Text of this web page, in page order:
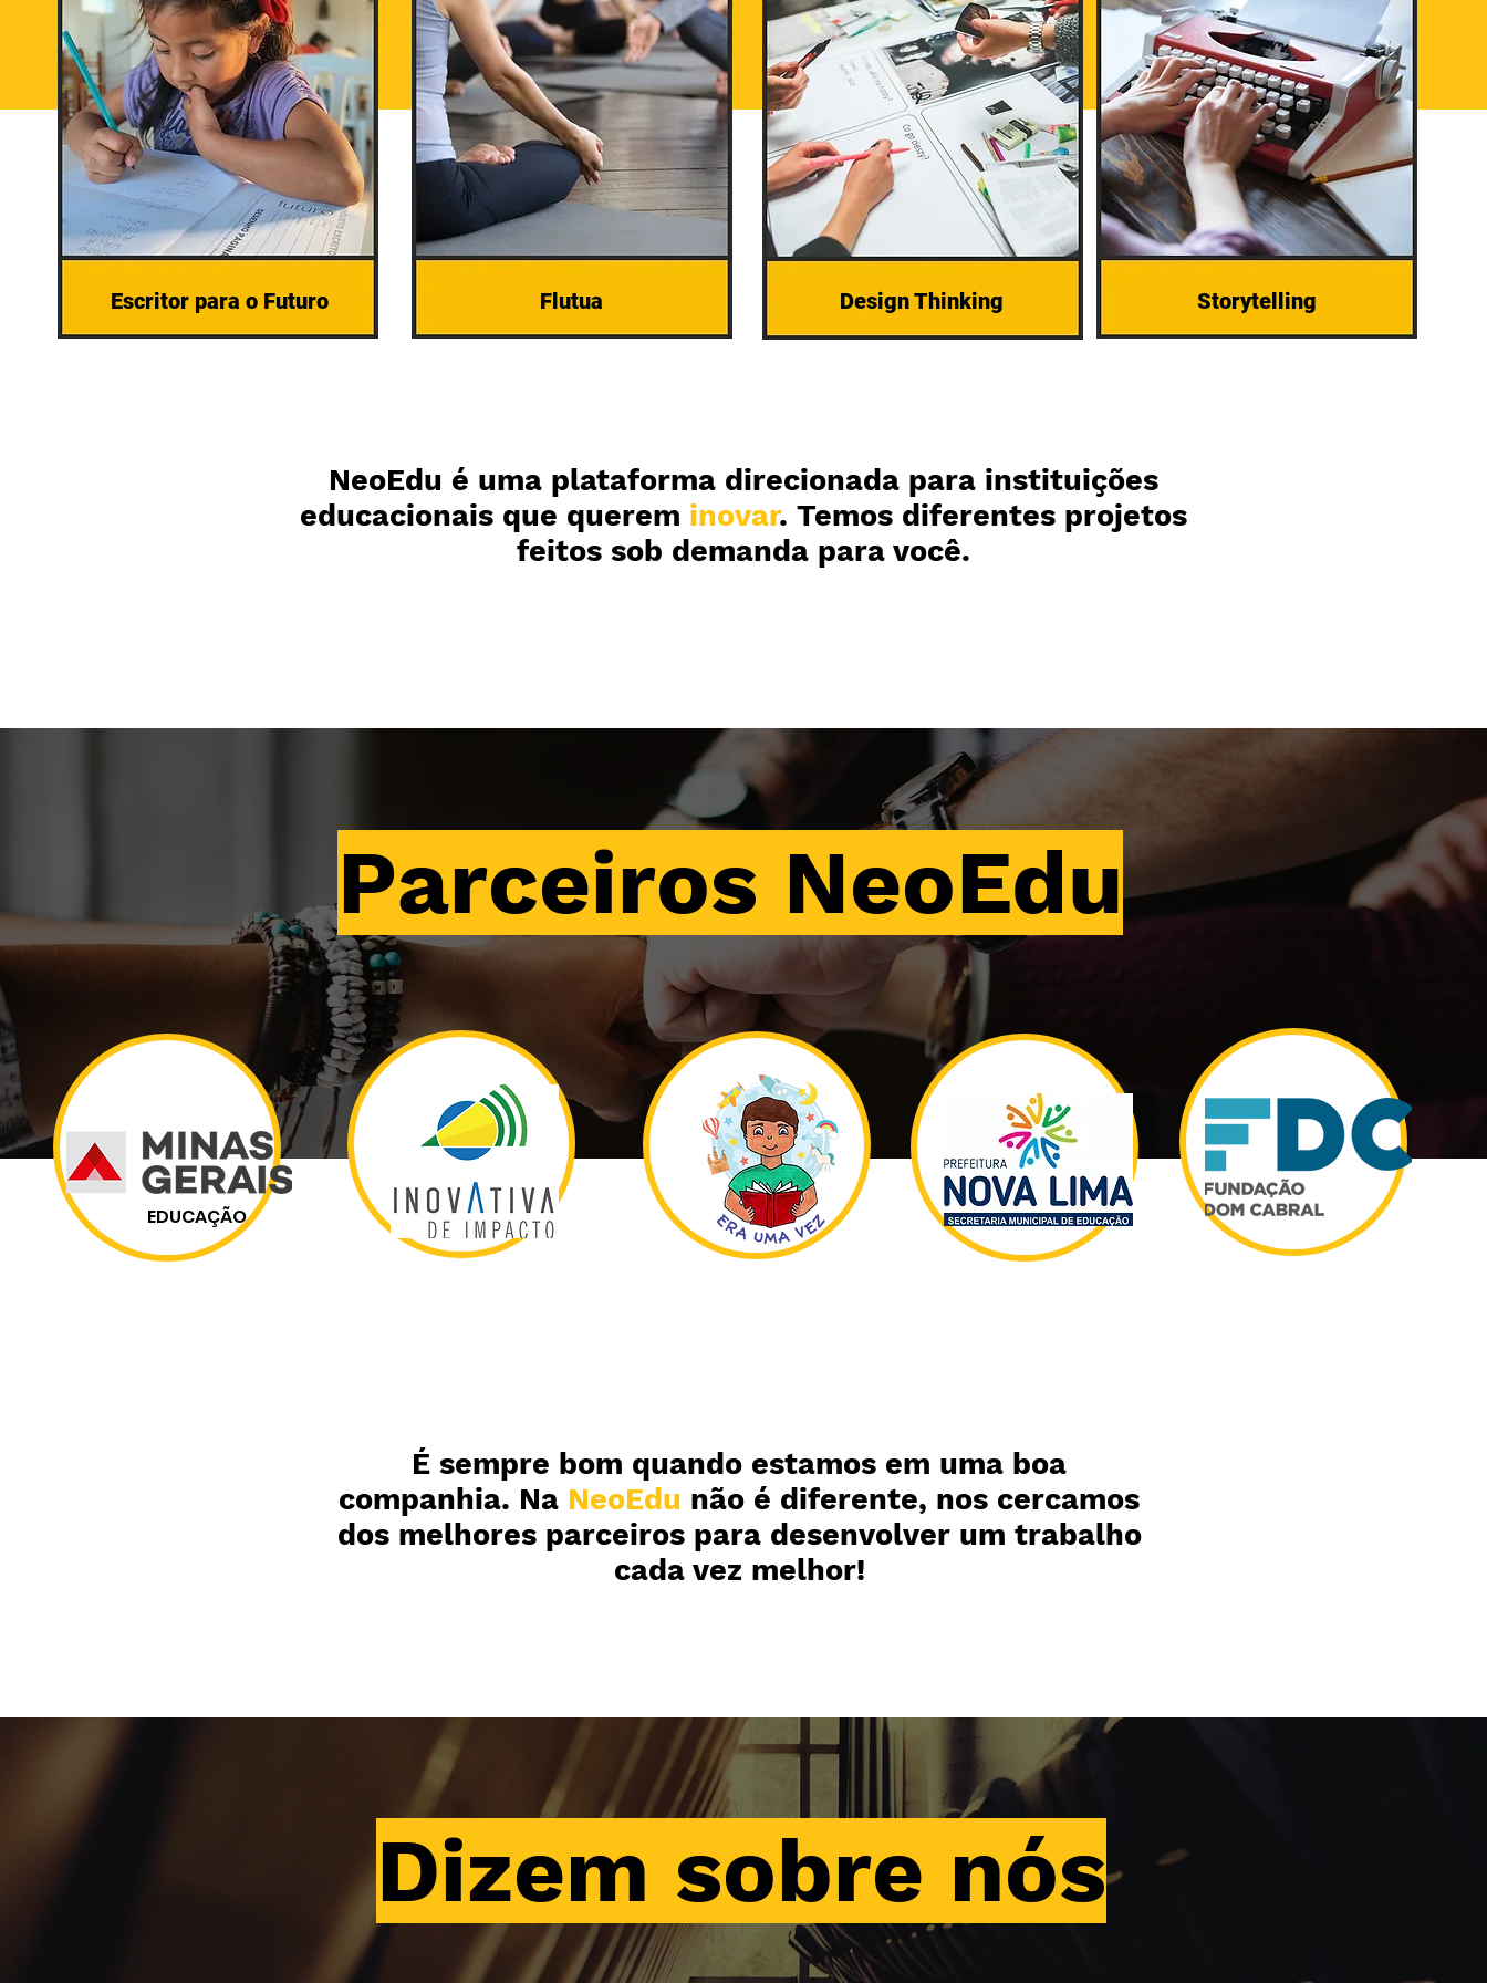
Escritor para o Futuro Flutua Design Thinking Storytelling
NeoEdu é uma plataforma direcionada para instituições
educacionais que querem inovar. Temos diferentes projetos
feitos sob demanda para você.
Parceiros NeoEdu
EDUCAÇÃO
É sempre bom quando estamos em uma boa
companhia. Na NeoEdu não é diferente, nos cercamos
dos melhores parceiros para desenvolver um trabalho
cada vez melhor!
Dizem sobre nós